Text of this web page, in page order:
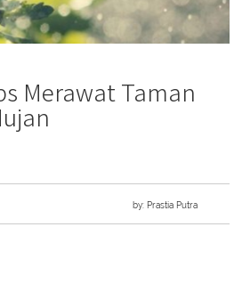
Merawat Taman
by: Prastia Putra